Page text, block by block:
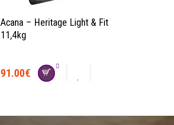
Acana – Heritage Light & Fit
11,4kg
91.00€